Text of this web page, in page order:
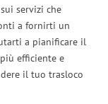
servizi che
a fornirti un
a pianificare il
efficiente e
il tuo trasloco